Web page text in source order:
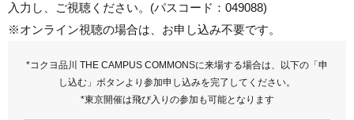
入力し、ご視聴ください。(パスコード：049088)
※オンライン視聴の場合は、お申し込み不要です。
*コクヨ品川 THE CAMPUS COMMONSに来場する場合は、以下の「申
し込む」ボタンより参加申し込みを完了してください。
*東京開催は飛び入りの参加も可能となります